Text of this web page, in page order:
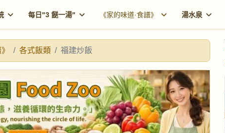
每日"3 餸一湯" 《家的味道·食譜》 湯水泉
各式飯類 福建炒飯